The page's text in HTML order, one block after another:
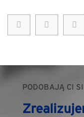
PODOBAJĄ CI